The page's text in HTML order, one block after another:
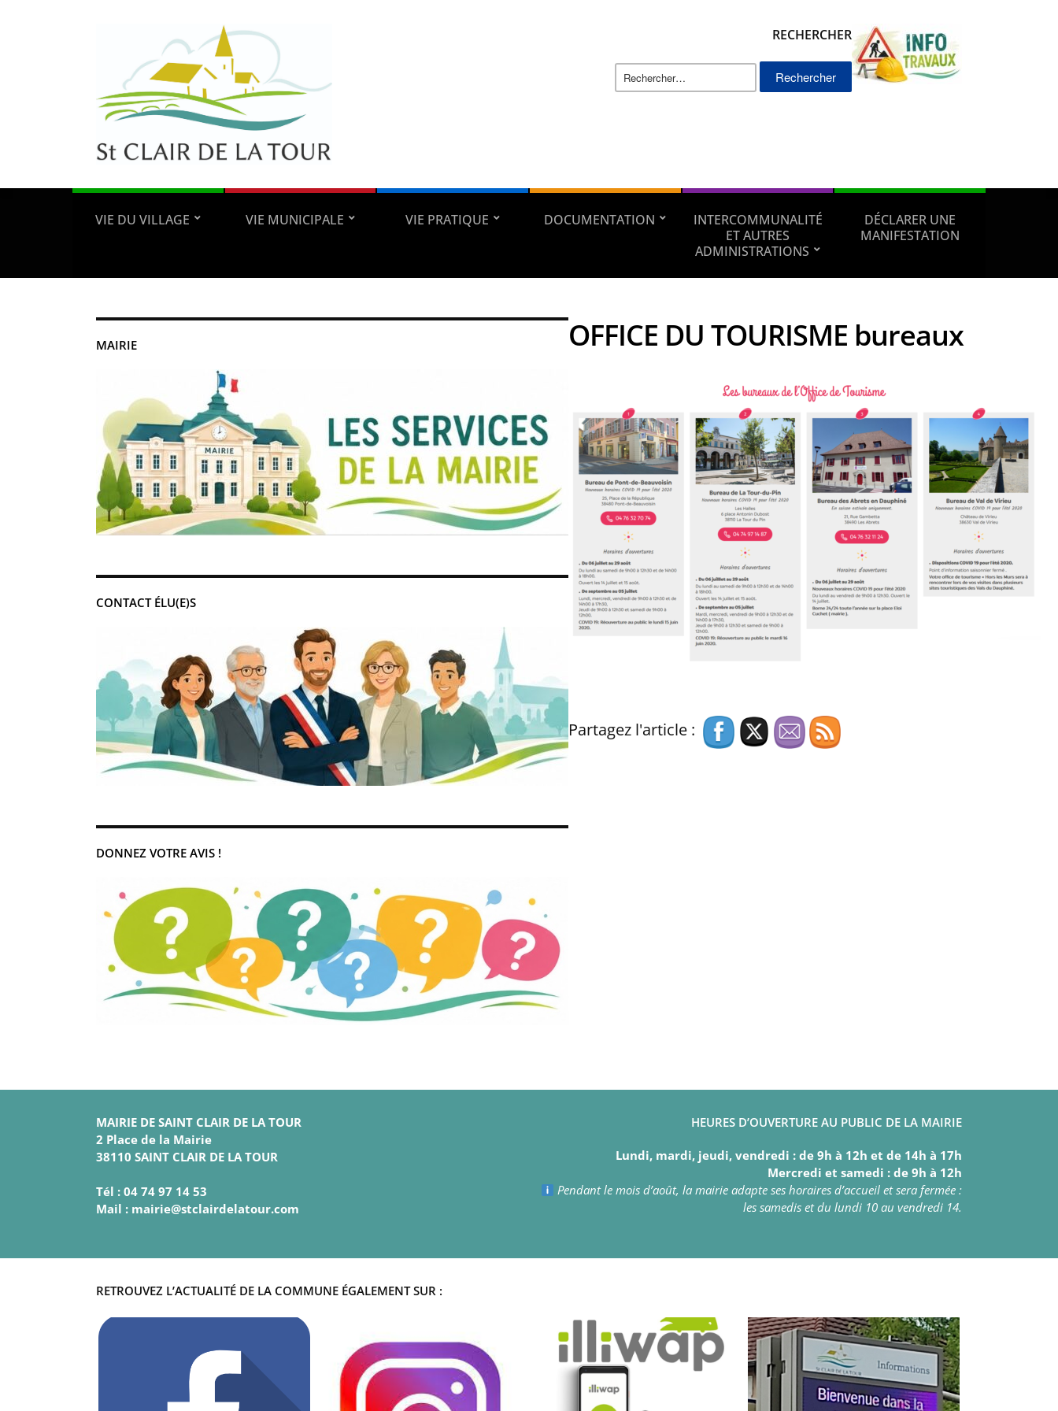
RECHERCHER
Rechercher :
VIE DU VILLAGE VIE MUNICIPALE VIE PRATIQUE DOCUMENTATION
INTERCOMMUNALITÉ
ET AUTRES
ADMINISTRATIONS
DÉCLARER UNE
MANIFESTATION
MAIRIE
CONTACT ÉLU(E)S
DONNEZ VOTRE AVIS !
OFFICE DU TOURISME bureaux
Partagez l'article :
MAIRIE DE SAINT CLAIR DE LA TOUR
2 Place de la Mairie
38110 SAINT CLAIR DE LA TOUR
Tél : 04 74 97 14 53
Mail : mairie@stclairdelatour.com
HEURES D’OUVERTURE AU PUBLIC DE LA MAIRIE
Lundi, mardi, jeudi, vendredi : de 9h à 12h et de 14h à 17h
Mercredi et samedi : de 9h à 12h
Pendant le mois d’août, la mairie adapte ses horaires d’accueil et sera fermée :
les samedis et du lundi 10 au vendredi 14.
RETROUVEZ L’ACTUALITÉ DE LA COMMUNE ÉGALEMENT SUR :